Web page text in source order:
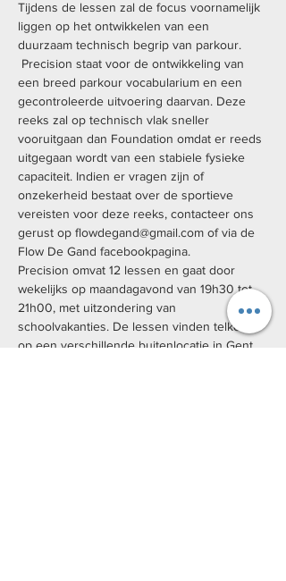
Tijdens de lessen zal de focus voornamelijk
liggen op het ontwikkelen van een
duurzaam technisch begrip van parkour.
Precision staat voor de ontwikkeling van
een breed parkour vocabularium en een
gecontroleerde uitvoering daarvan. Deze
reeks zal op technisch vlak sneller
vooruitgaan dan Foundation omdat er reeds
uitgegaan wordt van een stabiele fysieke
capaciteit. Indien er vragen zijn of
onzekerheid bestaat over de sportieve
vereisten voor deze reeks, contacteer ons
gerust op flowdegand@gmail.com of via de
Flow De Gand facebookpagina.
Precision omvat 12 lessen en gaat door
wekelijks op maandagavond van 19h30 tot
21h00, met uitzondering van
schoolvakanties. De lessen vinden telkens
op een verschillende buitenlocatie in Gent